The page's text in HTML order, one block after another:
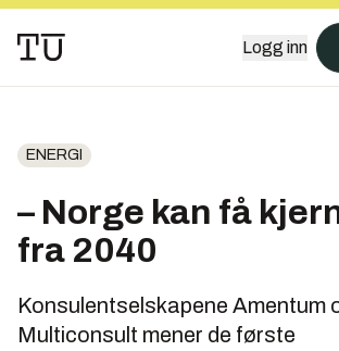
Logg inn
ENERGI
– Norge kan få
fra 2040
Konsulentselskapene Amentum
Multiconsult mener de første